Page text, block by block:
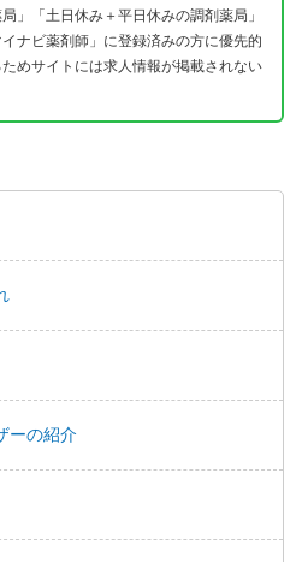
」「土日休み＋平日休みの調剤薬局」
ナビ薬剤師」に登録済みの方に優先的
めサイトには求人情報が掲載されない
ーの紹介